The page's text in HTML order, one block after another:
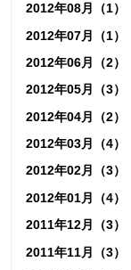
2012年08月（1）
2012年07月（1）
2012年06月（2）
2012年05月（3）
2012年04月（2）
2012年03月（4）
2012年02月（3）
2012年01月（4）
2011年12月（3）
2011年11月（3）